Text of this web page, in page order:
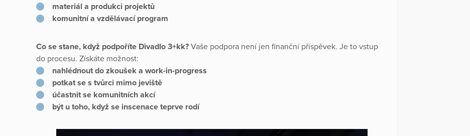
materiál a produkci projektů
komunitní a vzdělávací program
Co se stane, když podpoříte Divadlo 3+kk? Vaše podpora není jen finanční příspěvek. Je to vstup
do procesu. Získáte možnost:
nahlédnout do zkoušek a work-in-progress
potkat se s tvůrci mimo jeviště
účastnit se komunitních akcí
být u toho, když se inscenace teprve rodí